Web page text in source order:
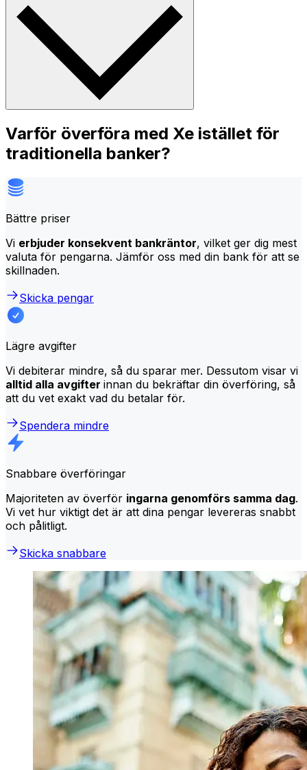
Varför överföra med Xe istället för
traditionella banker?
Bättre priser
Vi erbjuder konsekvent bankräntor, vilket ger dig mest
valuta för pengarna. Jämför oss med din bank för att se
skillnaden.
Skicka pengar
Lägre avgifter
Vi debiterar mindre, så du sparar mer. Dessutom visar vi
alltid alla avgifter innan du bekräftar din överföring, så
att du vet exakt vad du betalar för.
Spendera mindre
Snabbare överföringar
Majoriteten av överför ingarna genomförs samma dag.
Vi vet hur viktigt det är att dina pengar levereras snabbt
och pålitligt.
Skicka snabbare